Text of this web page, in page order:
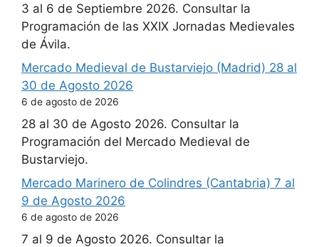
3 al 6 de Septiembre 2026. Consultar la
Programación de las XXIX Jornadas Medievales
de Ávila.
Mercado Medieval de Bustarviejo (Madrid) 28 al
30 de Agosto 2026
6 de agosto de 2026
28 al 30 de Agosto 2026. Consultar la
Programación del Mercado Medieval de
Bustarviejo.
Mercado Marinero de Colindres (Cantabria) 7 al
9 de Agosto 2026
6 de agosto de 2026
7 al 9 de Agosto 2026. Consultar la